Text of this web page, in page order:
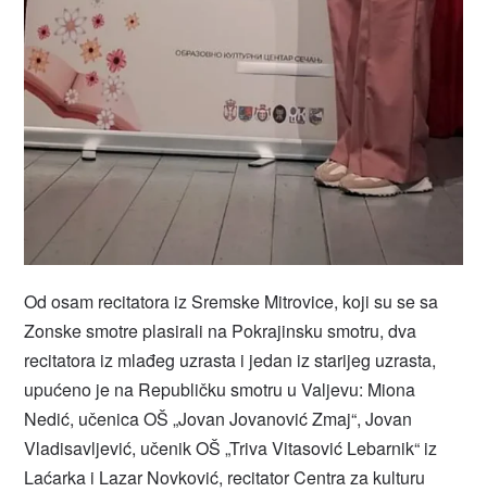
Od osam recitatora iz Sremske Mitrovice, koji su se sa
Zonske smotre plasirali na Pokrajinsku smotru, dva
recitatora iz mlađeg uzrasta i jedan iz starijeg uzrasta,
upućeno je na Republičku smotru u Valjevu: Miona
Nedić, učenica OŠ „Jovan Jovanović Zmaj“, Jovan
Vladisavljević, učenik OŠ „Triva Vitasović Lebarnik“ iz
Laćarka i Lazar Novković, recitator Centra za kulturu